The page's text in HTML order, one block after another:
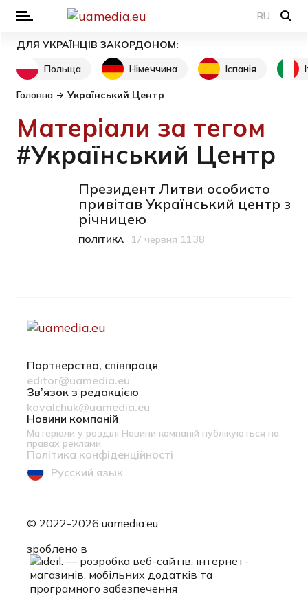
RU
ДЛЯ УКРАЇНЦІВ ЗАКОРДОНОМ:
Польща
Німеччина Іспанія
Головна Український Центр
Матеріали за тегом
#Український Центр
Президент Литви особисто
привітав Український центр з
річницею
Категорія
ПОЛІТИКА
Дата публікації
17 червня 11:38
Партнерство, співпраця
editor@uamedia.eu
Зв’язок з редакцією
kovalchuk@uamedia.eu
Новини компаній
Матеріали у розділі Новини компаній публікуються на
правах реклами
Політика конфіденційності
Русский язык
© 2022-2026 uamedia.eu
зроблено в